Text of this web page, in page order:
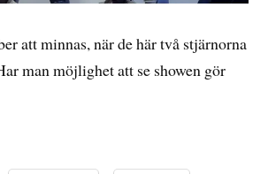
att minnas, när de här två stjärnorna
man möjlighet att se showen gör